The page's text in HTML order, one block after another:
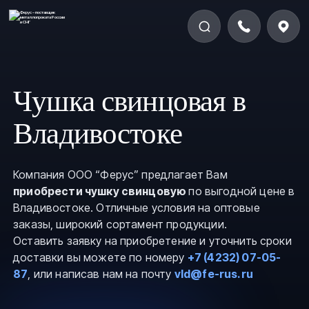
Чушка свинцовая в
Владивостоке
Компания ООО “Ферус” предлагает Вам
приобрести чушку свинцовуюпо выгодной цене в
Владивостоке. Отличные условия на оптовые
заказы, широкий сортамент продукции.
Оставить заявку на приобретение и уточнить сроки
доставки вы можете по номеру +7 (4232) 07-05-
87, или написав нам на почту vld@fe-rus.ru